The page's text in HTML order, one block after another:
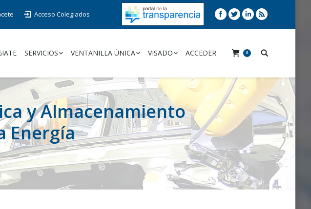
Acceso Colegiados
SERVICIOS VENTANILLA ÚNICA VISADO ACCEDER 0
y Almacenamiento
Energía